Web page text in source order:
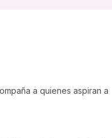
a quienes aspiran a